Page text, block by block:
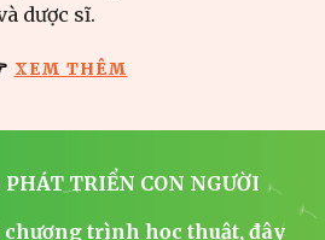
dược sĩ.
XEM THÊM
TRIỂN CON NGƯỜI
trình học thuật, đây